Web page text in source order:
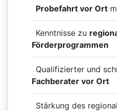
Probefahrt vor Ort
Kenntnisse zu
Förderprogrammen
Qualifizierter und
Fachberater vor Ort
Stärkung des